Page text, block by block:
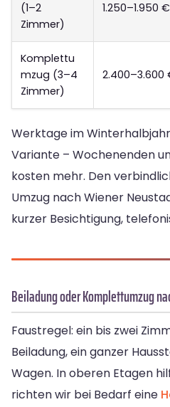
(1–2
Zimmer)
1.250–1.950 €
Komplettu
mzug (3–4
Zimmer)
2.400–3.600
Werktage im
Variante – Wochenenden
kosten mehr. Den
Umzug nach Wiener
kurzer Besichtigung,
Beiladung oder Komplettumzug
Faustregel: ein bis zwei
Beiladung, ein ganzer
Wagen. In oberen Etagen
richten wir bei Bedarf eine